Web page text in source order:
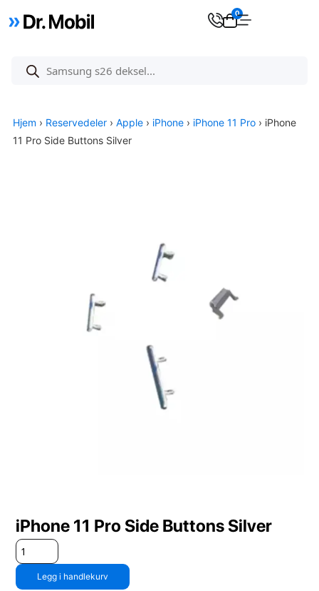
0
Hjem › Reservedeler › Apple › iPhone › iPhone 11 Pro › iPhone
11 Pro Side Buttons Silver
iPhone 11 Pro Side Buttons Silver
Legg i handlekurv